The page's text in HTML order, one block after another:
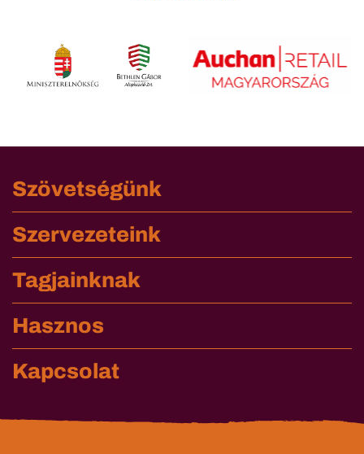
Szövetségünk
Szervezeteink
Tagjainknak
Hasznos
Kapcsolat